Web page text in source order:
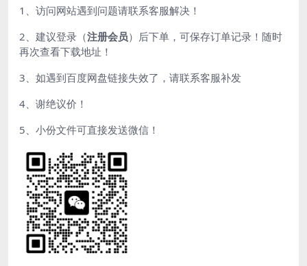
1、访问网站遇到问题请联系客服解决！
2、建议登录（注册会员）后下单，可保存订单记录！随时
再次查看下载地址！
3、如遇到百度网盘链接失效了，请联系客服补发
4、谢绝议价！
5、小份文件可直接发送微信！